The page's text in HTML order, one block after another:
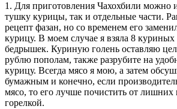
1. Для приготовления Чахохбили можно
тушку курицы, так и отдельные части.
рецепт фазан, но со временем его
курицу. В моем случае я взяла 8
бедрышек. Куриную голень оставляю
рублю пополам, также разрубите на
курицу. Всегда мясо я мою, а затем
бумажным и конечно, если
мясо, то его лучше почистить от лишних
горелкой.